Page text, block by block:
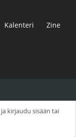
Kalenteri Zine
kirjaudu sisään tai